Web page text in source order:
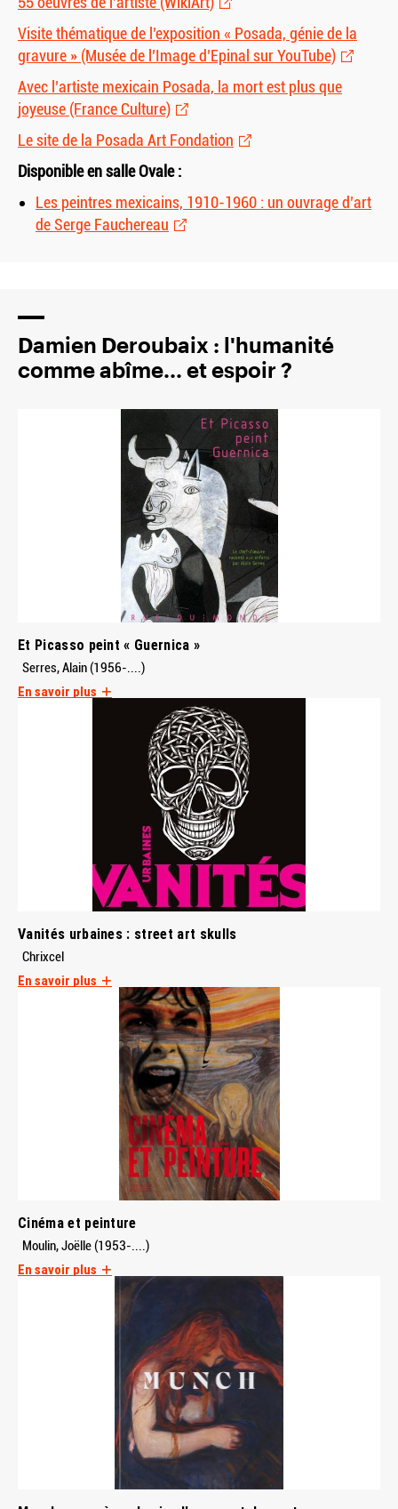
Visite thématique de l’exposition « Posada, génie de la
gravure » (Musée de l’Image d’Epinal sur YouTube)
Avec l’artiste mexicain Posada, la mort est plus que
joyeuse (France Culture)
Le site de la Posada Art Fondation
Disponible en salle Ovale :
Les peintres mexicains, 1910-1960 : un ouvrage d’art
de Serge Fauchereau
Damien Deroubaix : l'humanité
comme abîme... et espoir ?
Et Picasso peint « Guernica »
Serres, Alain (1956-....)
En savoir plus
Vanités urbaines : street art skulls
Chrixcel
En savoir plus
Cinéma et peinture
Moulin, Joëlle (1953-....)
En savoir plus